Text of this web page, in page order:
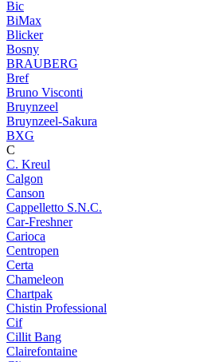
Bic
BiMax
Blicker
Bosny
BRAUBERG
Bref
Bruno Visconti
Bruynzeel
Bruynzeel-Sakura
BXG
C
C. Kreul
Calgon
Canson
Cappelletto S.N.C.
Car-Freshner
Carioca
Centropen
Certa
Chameleon
Chartpak
Chistin Professional
Cif
Cillit Bang
Clairefontaine